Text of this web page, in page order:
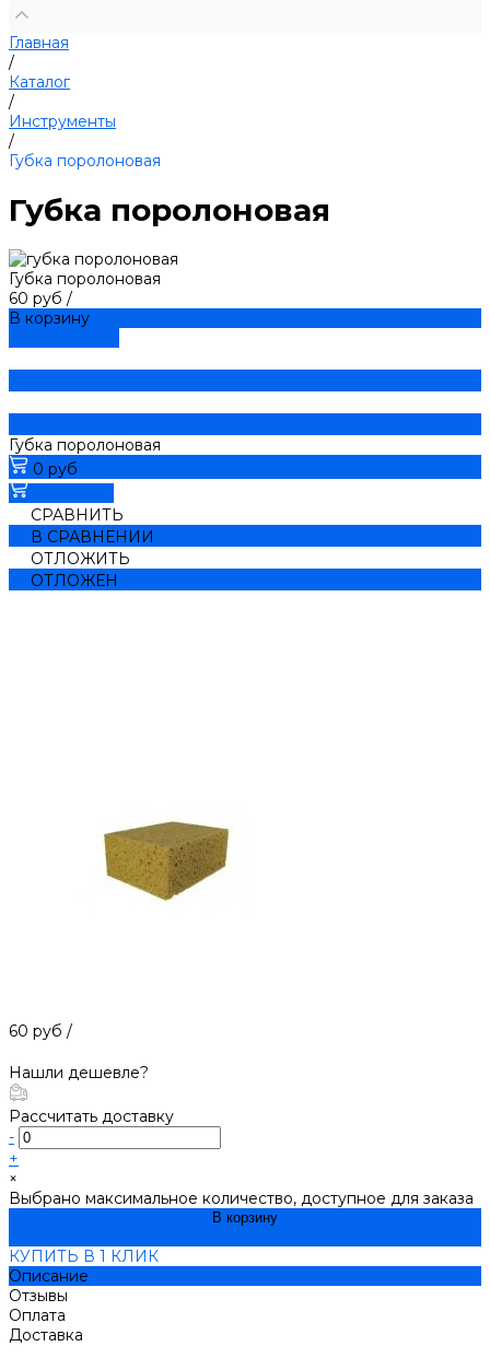
Главная
/
Каталог
/
Инструменты
/
Губка поролоновая
Губка поролоновая
Губка поролоновая
60 руб /
В корзину
Губка поролоновая
0 руб
СРАВНИТЬ
В СРАВНЕНИИ
ОТЛОЖИТЬ
ОТЛОЖЕН
60 руб /
Нашли дешевле?
Рассчитать доставку
-
+
×
Выбрано максимальное количество, доступное для заказа
В корзину
КУПИТЬ В 1 КЛИК
Описание
Отзывы
Оплата
Доставка